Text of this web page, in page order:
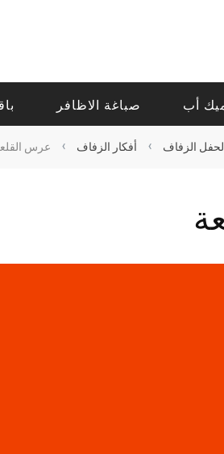
أب صباغة الاظافر
لحفل الزفاف › أفكار الزفاف › عرس